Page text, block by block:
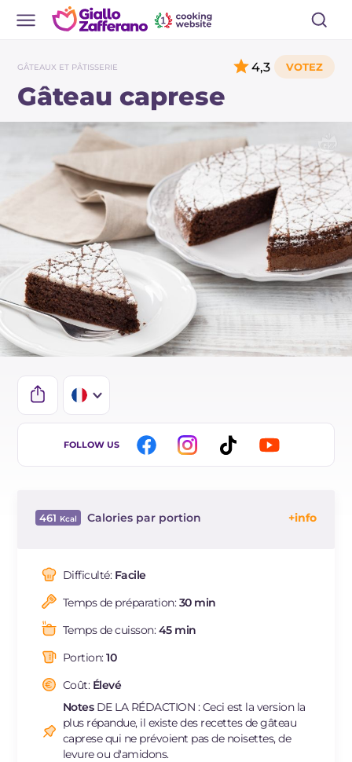
GÂTEAUX ET PÂTISSERIE
Gâteau caprese
4,3
IT
BR
NL
FOLLOW US
461 Calories par portion
Dont sucres
Protéine
Graisses
Fibre
Cholestérol
Sodium mg 171
Difficulté: Facile
Temps de préparation:30 min
Temps de cuisson:45 min
Portion:10
Coût: Élevé
NotesDE LA RÉDACTION : Ceci est la version la
plus répandue, il existe des recettes de gâteau
caprese qui ne prévoient pas de noisettes, de
levure ou d'amidons.